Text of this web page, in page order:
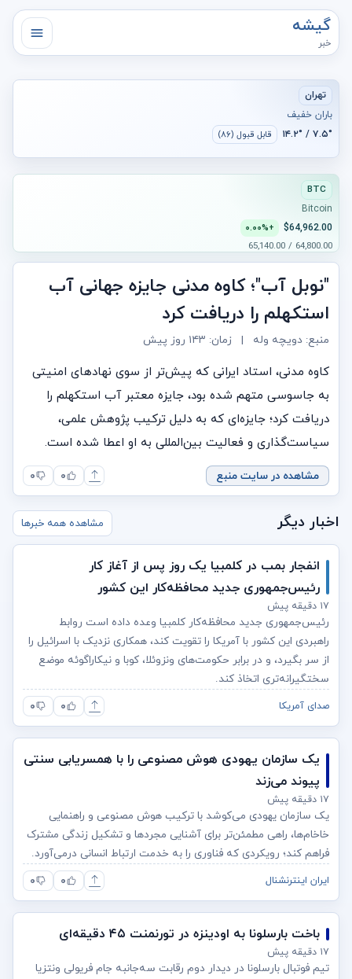
گیشه
خبر
تهران
باران خفیف
۷.۵° / ۱۴.۲° قابل قبول (۸۶)
BTC
Bitcoin
$64,962.00
+۰.۰۰%
64,800.00 / 65,140.00
"نوبل آب"؛ کاوه مدنی جایزه جهانی آب
استکهلم را دریافت کرد
منبع: دویچه وله | زمان: ۱۴۳ روز پیش
کاوه مدنی، استاد ایرانی که پیش‌تر از سوی نهادهای امنیتی
به جاسوسی متهم شده بود، جایزه معتبر آب استکهلم را
دریافت کرد؛ جایزه‌ای که به دلیل ترکیب پژوهش علمی،
سیاست‌گذاری و فعالیت بین‌المللی به او اعطا شده است.
مشاهده در سایت منبع ۰ ۰
اخبار دیگر مشاهده همه خبرها
انفجار بمب‌‌ در کلمبیا یک روز پس از آغاز کار
رئیس‌جمهوری جدید محافظه‌کار این کشور
۱۷ دقیقه پیش
رئیس‌جمهوری جدید محافظه‌کار کلمبیا وعده داده است روابط
راهبردی این کشور با آمریکا را تقویت کند، همکاری نزدیک با اسرائیل را
از سر بگیرد، و در برابر حکومت‌های ونزوئلا، کوبا و نیکاراگوئه موضع
سختگیرانه‌تری اتخاذ کند.
صدای آمریکا ۰ ۰
یک سازمان یهودی هوش مصنوعی را با همسریابی سنتی
پیوند می‌زند
۱۷ دقیقه پیش
یک سازمان یهودی می‌کوشد با ترکیب هوش مصنوعی و راهنمایی
خاخام‌ها، راهی مطمئن‌تر برای آشنایی مجردها و تشکیل زندگی مشترک
فراهم کند؛ رویکردی که فناوری را به خدمت ارتباط انسانی درمی‌آورد.
ایران اینترنشنال ۰ ۰
باخت بارسلونا به اودینزه در تورنمنت ۴۵ دقیقه‌ای
۱۷ دقیقه پیش
تیم فوتبال بارسلونا در دیدار دوم رقابت سه‌جانبه جام فریولی ونتزیا